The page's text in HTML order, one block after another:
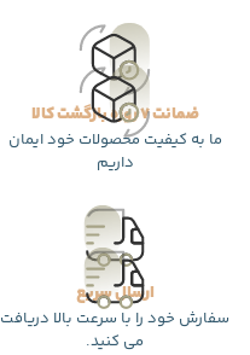
ضمانت 7 روزه بازگشت کالا
ما به کیفیت محصولات خود ایمان
داریم
ارسال سریع
سفارش خود را با سرعت بالا دریافت
می کنید.